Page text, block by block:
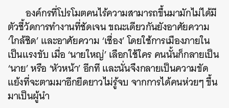
องค์กรที่โปรโมตคนไร้ความสามารถขึ้นมามักไม่ได้มี
ตัวชี้วัดการทำงานที่ชัดเจน ขณะเดียวกันยังอาศัยความ
‘ใกล้ชิด’ และอาศัยความ ‘เชื่อง’ โดยใช้การเมืองภายใน
เป็นแรงขับ เมื่อ ‘นายใหญ่’ เลือกใช้ใคร คนนั้นก็กลายเป็น
‘นาย’ หรือ ‘หัวหน้า’ อีกที และนั่นจึงกลายเป็นความขัด
แย้งที่จะตามมาอีกยืดยาวไม่รู้จบ จากการได้คนห่วยๆ ขึ้น
มาเป็นผู้นำ